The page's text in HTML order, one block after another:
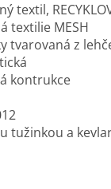
textil,
textilie MESH
tvarovaná z
kontrukce
tužinkou a